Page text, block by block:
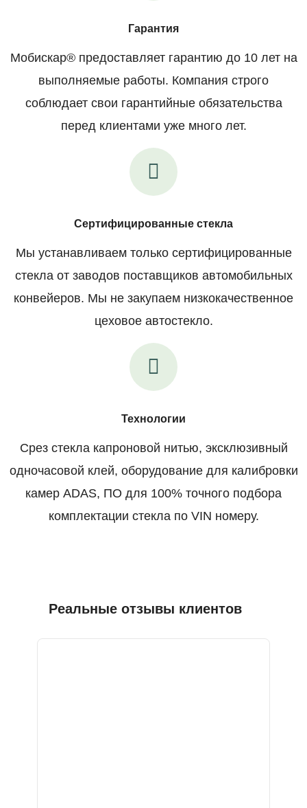
Гарантия
Мобискар® предоставляет гарантию до 10 лет на
выполняемые работы. Компания строго
соблюдает свои гарантийные обязательства
перед клиентами уже много лет.
Сертифицированные стекла
Мы устанавливаем только сертифицированные
стекла от заводов поставщиков автомобильных
конвейеров. Мы не закупаем низкокачественное
цеховое автостекло.
Технологии
Срез стекла капроновой нитью, эксклюзивный
одночасовой клей, оборудование для калибровки
камер ADAS, ПО для 100% точного подбора
комплектации стекла по VIN номеру.
Реальные отзывы клиентов